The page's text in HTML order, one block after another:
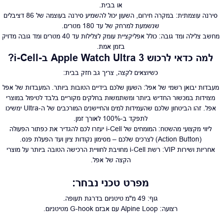
או בבית.
סירנה עוצמתית: במקרה חירום, השעון יכול להשמיע סירנה בעוצמה של 86 דציבלים
שנשמעת למרחק של עד 180 מטרים.
מחשב צלילה ומד גובה: כולל אפליקציית עומק לצלילות עד 40 מטרים ומד גובה מדויק
בזמן אמת.
למה כדאי לרכוש Apple Watch Ultra 3 ב-i-Cell?
כשיוצאים לקצה, צריך גב חזק בבית:
מעבדות יבואן רשמי של אפל: השעון שלכם בידיים הטובות ביותר. המעבדות של אפל
מצוידות במכשור החדיש ביותר ומשתמשות בחלקים מקוריים בלבד לטיפול במוצרי
אפל. זהו הביטחון שלכם שהעמידות למים והחיישנים המורכבים של ה-Ultra ימשיכו
לתפקד ב-100% לאורך זמן.
ליווי מקצועי מהשטח: המומחים של i-Cell יעזרו לכם להגדיר את כפתור הפעולה
(Action Button) לצרכים שלכם – מסימון נקודות ציון ועד הפעלת פנס.
אחריות ושירות VIP: רשת i-Cell מחויבת לחוויית הרכישה הטובה ביותר על מוצרי
הקצה של אפל.
מפרט טכני נבחר:
גוף: 49 מ"מ טיטניום בדרגת תעופה.
רצועה: Alpine Loop עם אבזם G-hook מטיטניום.